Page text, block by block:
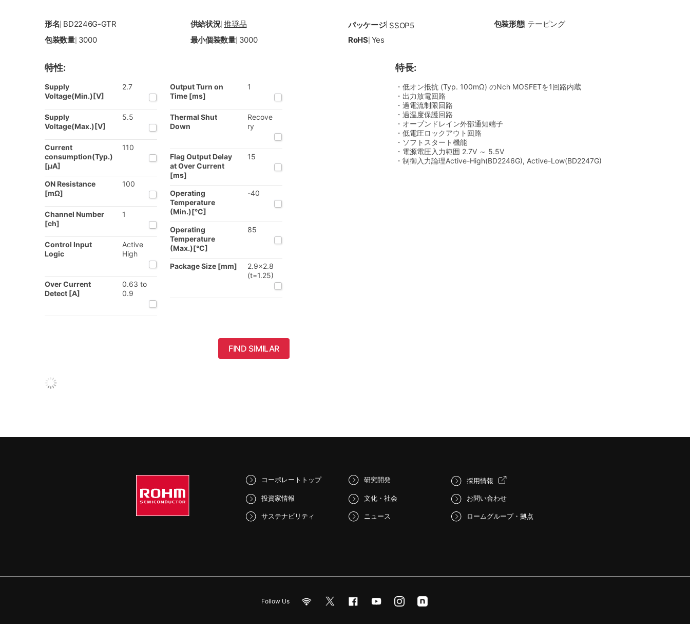
形名 BD2246G-GTR 供給状況|推奨品 パッケージ| SSOP5 包装形態| テーピング
包装数量| 3000 最小個装数量| 3000 RoHS| Yes
特性:
Supply
Voltage(Min.)[V]
2.7
Supply
Voltage(Max.)[V]
5.5
Current
consumption(Typ.)
[µA]
110
ON Resistance
[mΩ]
100
Channel Number
[ch]
1
Control Input
Logic
Active
High
Over Current
Detect [A]
0.63 to
0.9
Output Turn on
Time [ms]
1
Thermal Shut
Down
Recove
ry
Flag Output Delay
at Over Current
[ms]
15
Operating
Temperature
(Min.)[°C]
-40
Operating
Temperature
(Max.)[°C]
85
Package Size [mm]
2.9x2.8
(t=1.25)
FIND SIMILAR
特長:
・低オン抵抗 (Typ. 100mΩ) のNch MOSFETを1回路内蔵
・出力放電回路
・過電流制限回路
・過温度保護回路
・オープンドレイン外部通知端子
・低電圧ロックアウト回路
・ソフトスタート機能
・電源電圧入力範囲 2.7V ～ 5.5V
・制御入力論理Active-High(BD2246G), Active-Low(BD2247G)
コーポレートトップ
投資家情報
サステナビリティ
研究開発
文化・社会
ニュース
採用情報
お問い合わせ
ロームグループ・拠点
Follow Us